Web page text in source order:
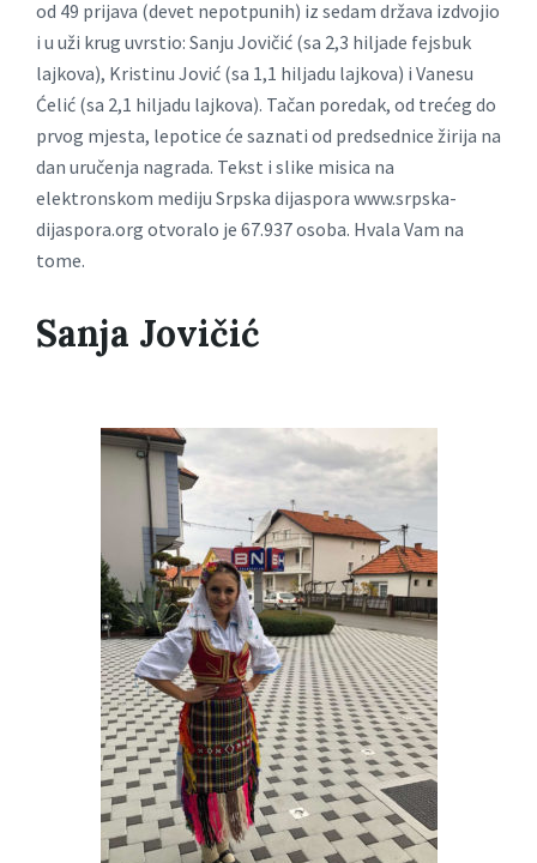
od 49 prijava (devet nepotpunih) iz sedam država izdvojio
i u uži krug uvrstio: Sanju Jovičić (sa 2,3 hiljade fejsbuk
lajkova), Kristinu Jović (sa 1,1 hiljadu lajkova) i Vanesu
Ćelić (sa 2,1 hiljadu lajkova). Tačan poredak, od trećeg do
prvog mjesta, lepotice će saznati od predsednice žirija na
dan uručenja nagrada. Tekst i slike misica na
elektronskom mediju Srpska dijaspora www.srpska-
dijaspora.org otvoralo je 67.937 osoba. Hvala Vam na
tome.
Sanja Jovičić